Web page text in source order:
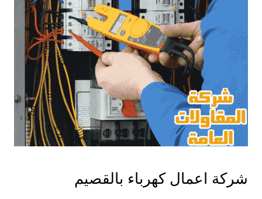
شركة اعمال كهرباء بالقصيم